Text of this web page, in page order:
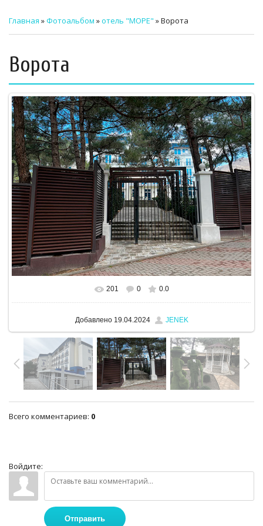
СТРОИТЕЛЬНЫЙ КОНТРОЛЬ
ЭКСПЛУАТАЦИЯ
НОРМАТИВНЫЕ ДОКУМЕНТЫ
О НАС
ПРЕССА
РЕЕСТРЫ
Главная »Фотоальбом »отель "МОРЕ" » Ворота
Ворота
201 0 0.0
Добавлено19.04.2024 JENEK
Всего комментариев: 0
Войдите:
Отправить